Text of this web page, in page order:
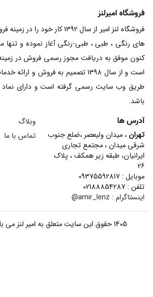
فروشگاه امیرلنز
فروشگاه لنز امیر از سال 1392 کار
های رنگی ، طبی ، طبی-رنگی آغاز نموده و تنها
است و از سال 1398 تصمیم به فروش و
طریق وب سایت رسمی گرفته است و دارای نماد
باشد.
آدرس ها
تهران ، میدان ولیعصر ،ضلع جنوب
شرقی میدان ، مجتمع تجاری
ایرانیان، طبقه زیر همکف ، پلاک
26
موبایل : 09375592817
تلفن : 02188854287
اینستاگرام : amir_lenz@
وبلاگ
تماس با ما
1405 حقوق این سایت متعلق به امیر لنز می باشد. 1392-1405